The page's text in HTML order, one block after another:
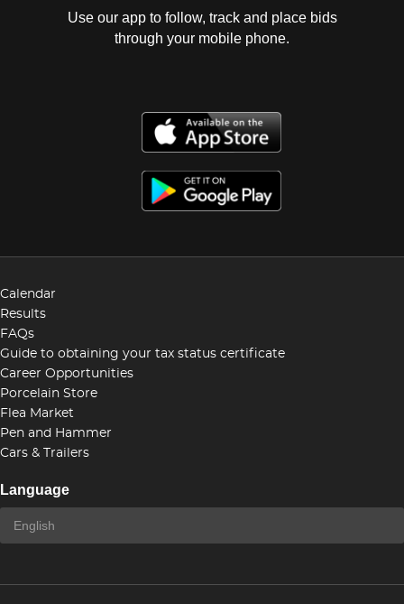
Use our app to follow, track and place bids
through your mobile phone.
Calendar
Results
FAQs
Guide to obtaining your tax status certificate
Career Opportunities
Porcelain Store
Flea Market
Pen and Hammer
Cars & Trailers
Language